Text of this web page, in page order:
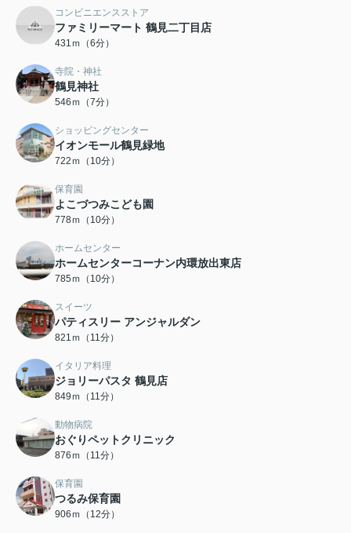
コンビニエンスストア
ファミリーマート 鶴見二丁目店
431ｍ（6分）
寺院・神社
鶴見神社
546ｍ（7分）
ショッピングセンター
イオンモール鶴見緑地
722ｍ（10分）
保育園
よこづつみこども園
778ｍ（10分）
ホームセンター
ホームセンターコーナン内環放出東店
785ｍ（10分）
スイーツ
パティスリー アンジャルダン
821ｍ（11分）
イタリア料理
ジョリーパスタ 鶴見店
849ｍ（11分）
動物病院
おぐりペットクリニック
876ｍ（11分）
保育園
つるみ保育園
906ｍ（12分）